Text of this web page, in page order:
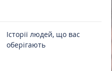
Історії людей, що вас
оберігають